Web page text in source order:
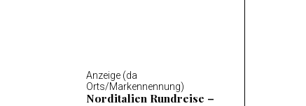
Anzeige (da
Orts/Markennennung)
Norditalien Rundreise –